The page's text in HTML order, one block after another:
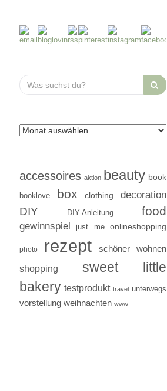
Search
for:
accessoires aktion beauty book
booklove box clothing decoration
DIY DIY-Anleitung food
gewinnspiel just me onlineshopping
photo rezept schöner wohnen
shopping
sweet little
bakery testprodukt travel unterwegs
vorstellung weihnachten www